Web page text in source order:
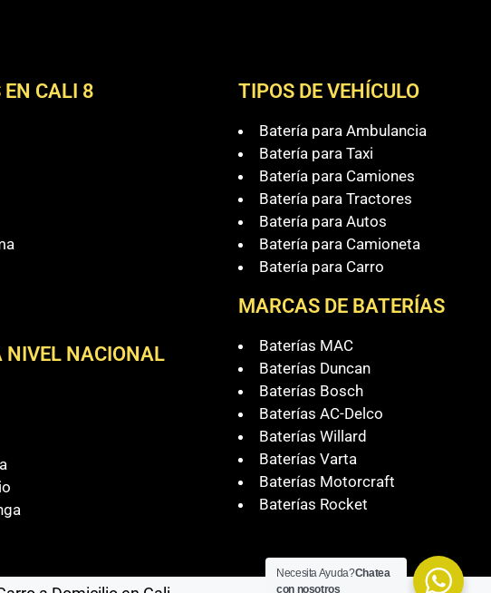
EN CALI 8
NIVEL NACIONAL
TIPOS DE VEHÍCULO
Batería para Ambulancia
Batería para Taxi
Batería para Camiones
Batería para Tractores
Batería para Autos
Batería para Camioneta
Batería para Carro
MARCAS DE BATERÍAS
Baterías MAC
Baterías Duncan
Baterías Bosch
Baterías AC-Delco
Baterías Willard
Baterías Varta
Baterías Motorcraft
Baterías Rocket
Necesita Ayuda?Chatea
con nosotros